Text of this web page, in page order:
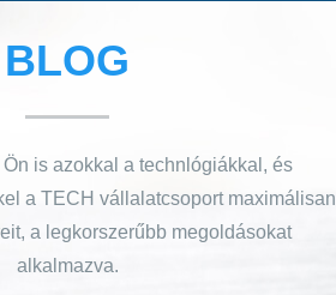
BLOG
is azokkal a technlógiákkal, és
a TECH vállalatcsoport maximálisan
a legkorszerűbb megoldásokat
alkalmazva.